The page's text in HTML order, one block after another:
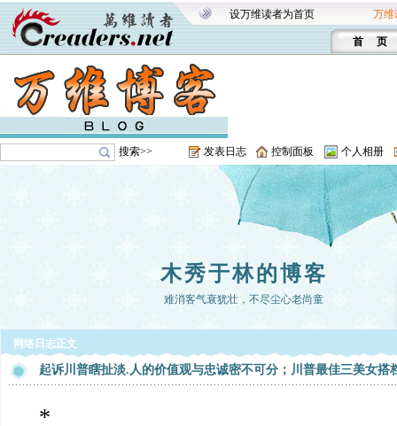
设万维读者为首页 万维
首 页
搜索>> 发表日志 控制面板 个人相册
木秀于林的博客
难消客气衰犹壮，不尽尘心老尚童
网络日志正文
起诉川普瞎扯淡.人的价值观与忠诚密不可分；川普最佳三美女搭
*